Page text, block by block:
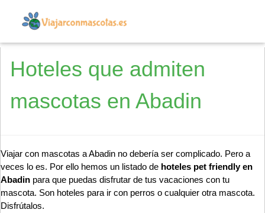
Hoteles que admiten
mascotas en Abadin
Viajar con mascotas a Abadin no debería ser complicado. Pero a
veces lo es. Por ello hemos un listado de hoteles pet friendly en
Abadin para que puedas disfrutar de tus vacaciones con tu
mascota. Son hoteles para ir con perros o cualquier otra mascota.
Disfrútalos.